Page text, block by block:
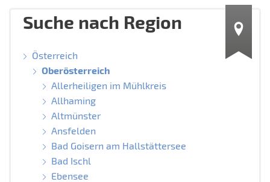
Suche nach Region
Österreich
Oberösterreich
Allerheiligen im Mühlkreis
Allhaming
Altmünster
Ansfelden
Bad Goisern am Hallstättersee
Bad Ischl
Ebensee